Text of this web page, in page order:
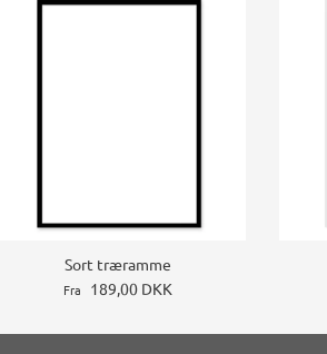
Sort træramme
Fra 189,00 DKK